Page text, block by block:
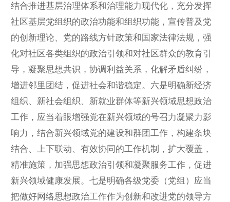
结合推进基层治理体系和治理能力现代化，充分发挥
社区基层党组织的政治功能和组织功能，宣传普及党
的创新理论、党的路线方针政策和国家法律法规，强
化对社区各类组织的政治引领和对社区群众的教育引
导，凝聚思想共识，协调利益关系，化解矛盾纠纷，
增进邻里团结，促进社会和谐稳定。六是明确新经济
组织、新社会组织、新就业群体等新兴领域思想政治
工作，应当着眼增强党在新兴领域的号召力凝聚力影
响力，结合新兴领域党的建设和群团工作，构建条块
结合、上下联动、有效协同的工作机制，扩大覆盖，
精准施策，加强思想政治引领和凝聚服务工作，促进
新兴领域健康发展。七是明确各级党委（党组）应当
把做好网络思想政治工作作为创新和改进党的领导方